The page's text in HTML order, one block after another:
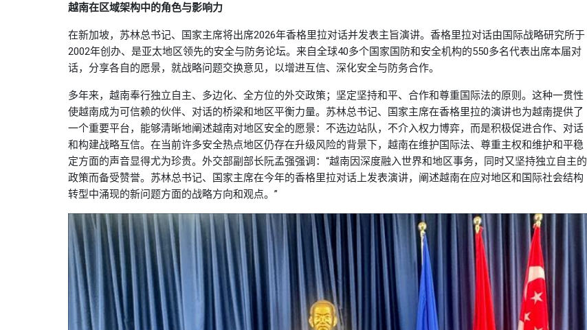
越南在区域架构中的角色与影响力
在新加坡，苏林总书记、国家主席将出席2026年香格里拉对话并发表主旨演讲。香格里拉对话由国际战略研究所于
2002年创办、是亚太地区领先的安全与防务论坛。来自全球40多个国家国防和安全机构的550多名代表出席本届对
话，分享各自的愿景，就战略问题交换意见，以增进互信、深化安全与防务合作。
多年来，越南奉行独立自主、多边化、全方位的外交政策；坚定坚持和平、合作和尊重国际法的原则。这种一贯性
使越南成为可信赖的伙伴、对话的桥梁和地区平衡力量。苏林总书记、国家主席在香格里拉的演讲也为越南提供了
一个重要平台，能够清晰地阐述越南对地区安全的愿景：不选边站队，不介入权力博弈，而是积极促进合作、对话
和构建战略互信。在当前许多安全热点地区仍存在升级风险的背景下，越南在维护国际法、尊重主权和维护和平稳
定方面的声音显得尤为珍贵。外交部副部长阮孟强强调：“越南因深度融入世界和地区事务，同时又坚持独立自主的
政策而备受赞誉。苏林总书记、国家主席在今年的香格里拉对话上发表演讲，阐述越南在应对地区和国际社会结构
转型中涌现的新问题方面的战略方向和观点。”